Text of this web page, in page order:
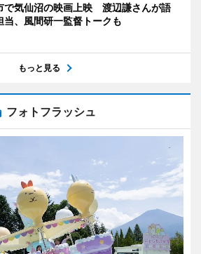
で気仙沼の映画上映 渡辺謙さんが語
当、風間研一監督トークも
もっと見る
フォトフラッシュ